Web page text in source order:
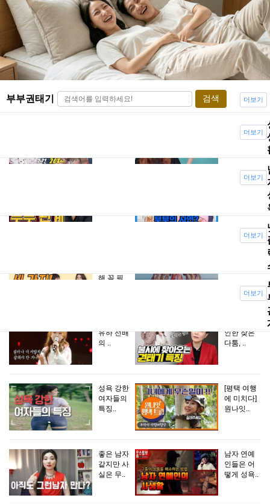
부부권태기 검색 더보기
부부관계
잘하는 방
더보기
해 꼭 필..
유하 선배
의 ..
인한 잦은
다툼, ..
더보기
성욕 강한
여자들의
특징..
[평택 여행
에 미치다]
원나잇..
좋은 남자
같지만 사
실은 무..
남자 연예
인들은 어
떻게 성욕..
더보기
더보기